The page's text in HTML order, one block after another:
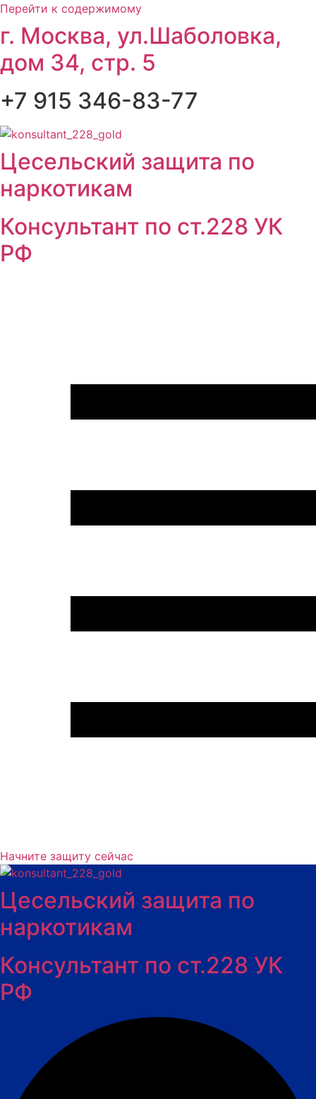
Перейти к содержимому
г. Москва, ул.Шаболовка,
дом 34, стр. 5
+7 915 346-83-77
Цесельский защита по
наркотикам
Консультант по ст.228 УК
РФ
Начните защиту сейчас
Цесельский защита по
наркотикам
Консультант по ст.228 УК
РФ